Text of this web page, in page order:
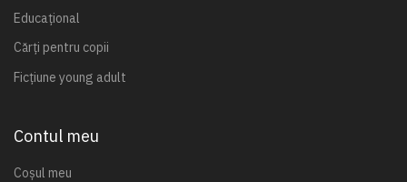
Educațional
Cărți pentru copii
Ficțiune young adult
Contul meu
Coșul meu